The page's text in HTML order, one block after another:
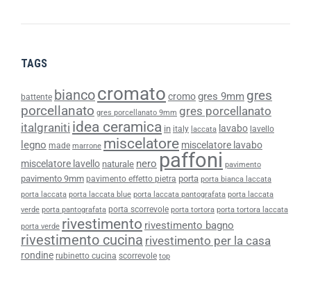
TAGS
battente biancocromato cromogres 9mm gres
porcellanato gres porcellanato 9mm gres porcellanato
italgraniti idea ceramica in italy laccata lavabo lavello
legno made marrone miscelatore miscelatore lavabo
miscelatore lavello naturale nero paffoni pavimento
pavimento 9mm pavimento effetto pietra porta porta bianca laccata
porta laccata porta laccata blue porta laccata pantografata porta laccata
verde porta pantografata porta scorrevole porta tortora porta tortora laccata
porta verde rivestimento rivestimento bagno
rivestimento cucina rivestimento per la casa
rondine rubinetto cucina scorrevole top